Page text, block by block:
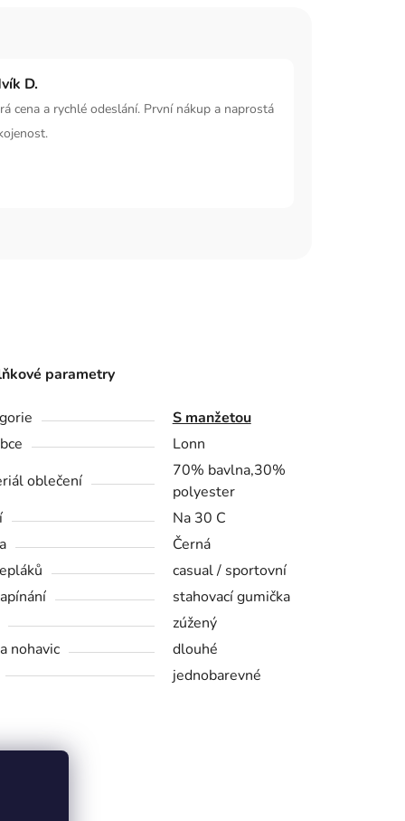
D.
cena a rychlé odeslání. První nákup a naprostá
parametry
S manžetou
Lonn
oblečení
70% bavlna,30%
polyester
Na 30 C
Černá
casual / sportovní
stahovací gumička
zúžený
nohavic
dlouhé
jednobarevné